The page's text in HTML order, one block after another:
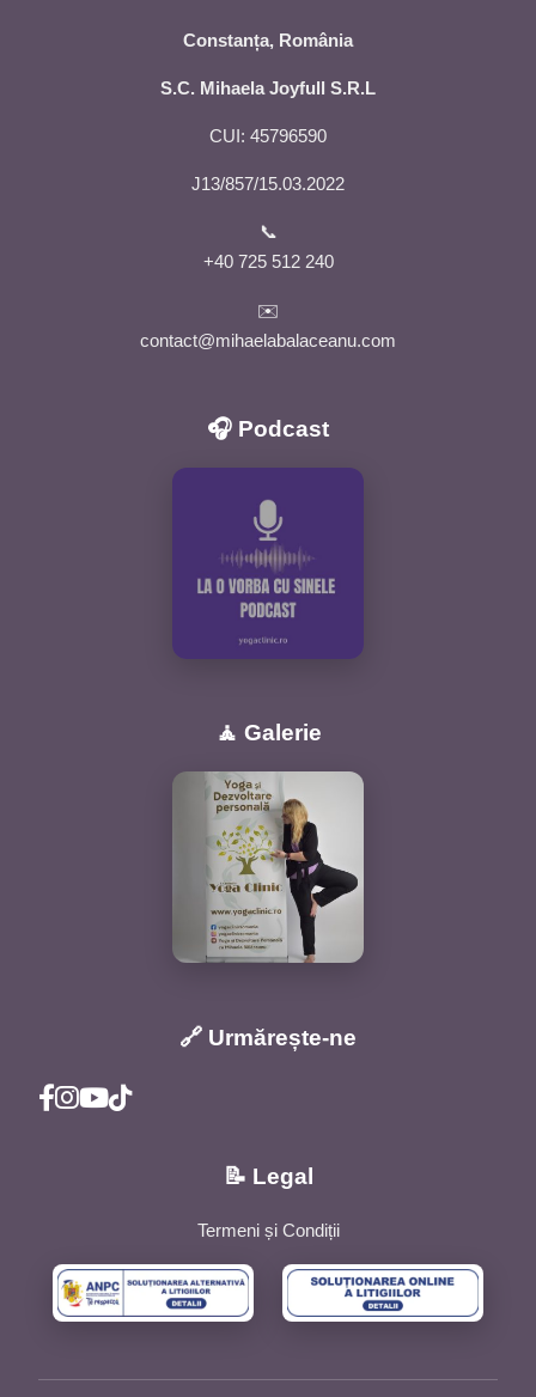
Constanța, România
S.C. Mihaela Joyfull S.R.L
CUI: 45796590
J13/857/15.03.2022
📞
+40 725 512 240
✉️
contact@mihaelabalaceanu.com
🎧 Podcast
🧘 Galerie
🔗 Urmărește-ne
📝 Legal
Termeni și Condiții